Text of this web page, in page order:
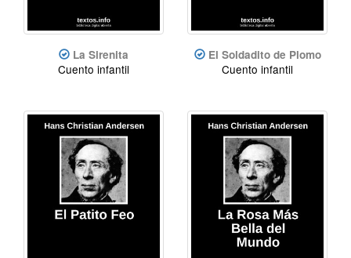
La Sirenita
Cuento infantil
El Soldadito de Plomo
Cuento infantil